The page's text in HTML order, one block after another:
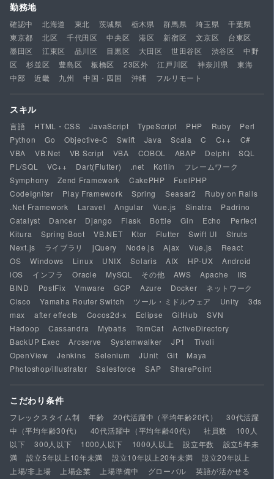
勤務地
確認中 北海道 東北 茨城県 栃木県 群馬県 埼玉県
千葉県
東京都
北区 千代田区 中央区 港区 新宿区 文京区
台東区
墨田区
江東区 品川区 目黒区 大田区 世田谷区 渋谷区
中野
区
杉並区 豊島区 板橋区 23区外 江戸川区 神奈川県
東海
中部
近畿 九州 中国・四国 沖縄 フルリモート
スキル
言語 HTML・CSS JavaScript TypeScript PHP Ruby
Perl
Python
Go Objective-C Swift Java Scala C C++
C#
VBA
VB.Net VB Script VBA COBOL ABAP Delphi
SQL
PL/SQL
VC++ Dart(Flutter) .net Kotlin
フレームワーク
Symphony
Zend Framework CakePHP
FuelPHP
CodeIgniter
Play Framework Spring Seasar2
Ruby on Rails
.Net Framework
Laravel Angular Vue.js Sinatra
Padrino
Catalyst
Dancer Django Flask Bottle Gin Echo
Perfect
Kitura
Spring Boot VB.NET Ktor Flutter Swift UI
Struts
Next.js
ライブラリ jQuery Node.js Ajax Vue.js
React
OS
Windows Linux UNIX Solaris AIX HP-UX
Android
iOS
インフラ Oracle MySQL その他 AWS Apache
IIS
BIND
PostFix Vmware GCP Azure Docker
ネットワーク
Cisco
Yamaha Router Switch ツール・ミドルウェア Unity
3ds
max
after effects Cocos2d-x Eclipse GitHub
SVN
Hadoop
Cassandra Mybatis TomCat
ActiveDirectory
BackUP Exec
Arcserve Systemwalker JP1
Tivoli
OpenView
Jenkins Selenium JUnit Git
Maya
Photoshop/illustrator
Salesforce SAP SharePoint
こだわり条件
フレックスタイム制 年齢 20代活躍中（平均年齢20代）
30代活躍
中（平均年齢30代）
40代活躍中（平均年齢40代） 社員数
100人
以下
300人以下 1000人以下 1000人以上 設立年数
設立5年未
満
設立5年以上10年未満 設立10年以上20年未満
設立20年以上
上場/非上場
上場企業 上場準備中 グローバル 英語が活かせる